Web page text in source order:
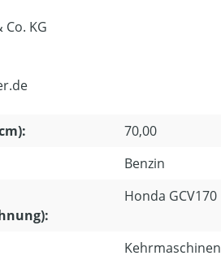
KG
70,00
Benzin
Honda GCV170
Kehrmaschinen